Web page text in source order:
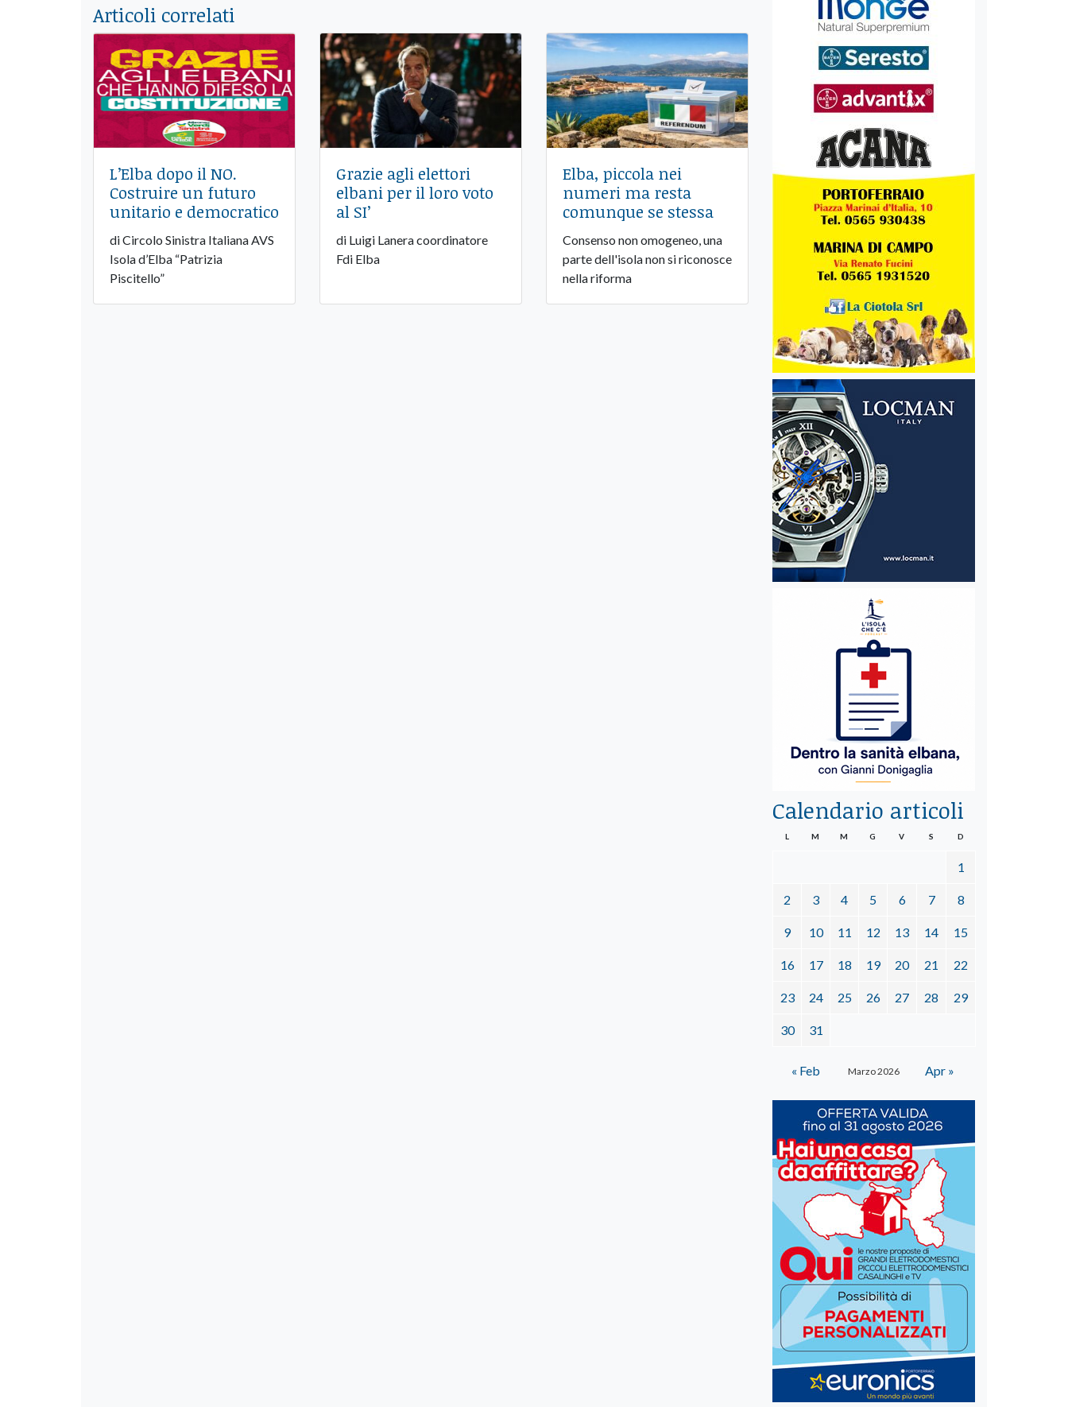
Articoli correlati
L’Elba dopo il NO.
Costruire un futuro
unitario e democratico
di Circolo Sinistra Italiana AVS
Isola d’Elba “Patrizia
Piscitello”
Grazie agli elettori
elbani per il loro voto
al SI’
di Luigi Lanera coordinatore
Fdi Elba
Elba, piccola nei
numeri ma resta
comunque se stessa
Consenso non omogeneo, una
parte dell'isola non si riconosce
nella riforma
Calendario articoli
Marzo 2026
L M M G V S D
1
2 3 4 5 6 7 8
9 10 11 12 13 14 15
16 17 18 19 20 21 22
23 24 25 26 27 28 29
30 31
« Feb Apr »